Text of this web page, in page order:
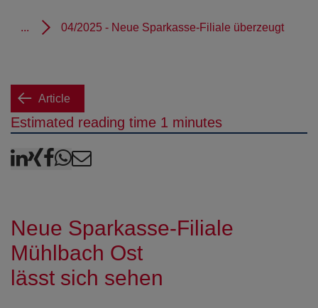
... 04/2025 - Neue Sparkasse-Filiale überzeugt
Article
Estimated reading time 1 minutes
LinkedIn
XING
Facebook
WhatsApp
E-Mail
Neue Sparkasse-Filiale
Mühlbach Ost
lässt sich sehen